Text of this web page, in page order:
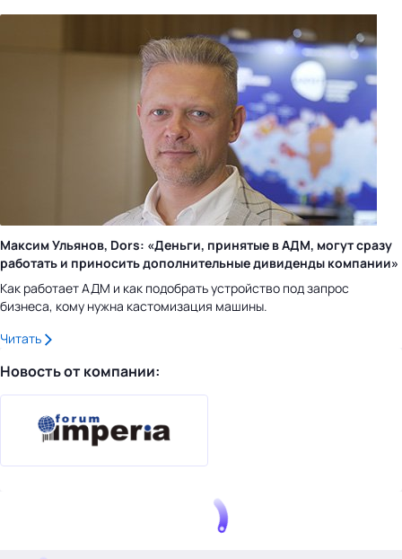
Максим Ульянов, Dors: «Деньги, принятые в АДМ, могут сразу
работать и приносить дополнительные дивиденды компании»
Как работает АДМ и как подобрать устройство под запрос
бизнеса, кому нужна кастомизация машины.
Читать
Новость от компании: